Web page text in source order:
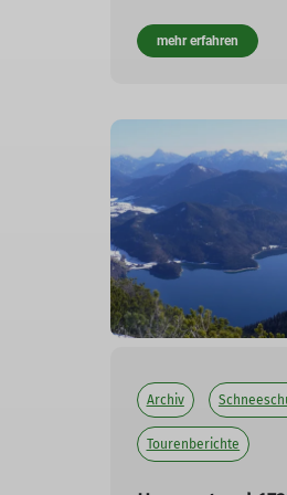
mehr erfahren
Archiv
Tourenberichte